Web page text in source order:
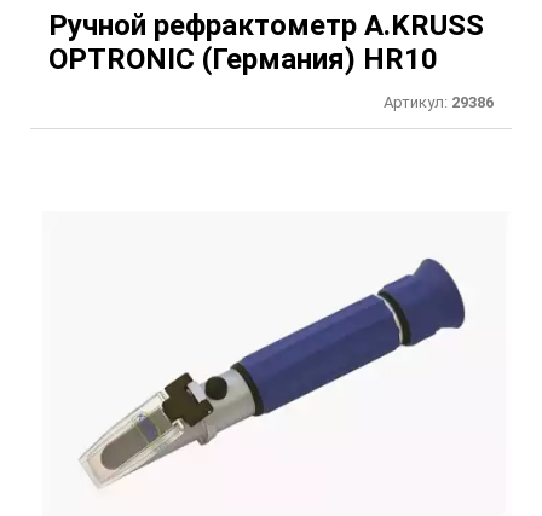
Ручной рефрактометр A.KRUSS
OPTRONIC (Германия) HR10
Артикул: 29386